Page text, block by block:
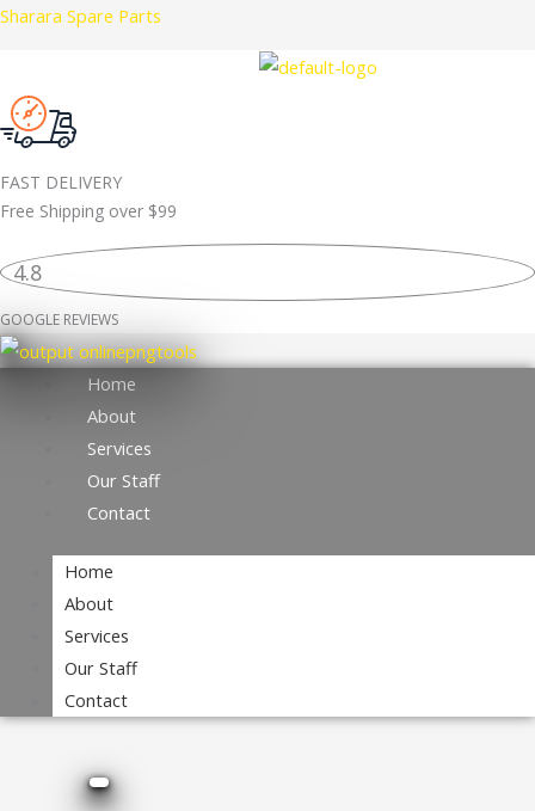
Skip
Sharara Spare Parts
FAST DELIVERY
Free Shipping over $99
4.8
GOOGLE REVIEWS
Home
About
Services
Our Staff
Contact
Home
About
Services
Our Staff
Contact